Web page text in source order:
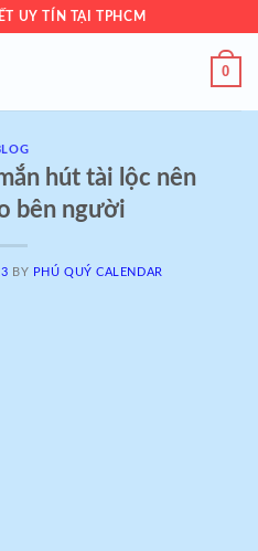
UY TÍN TẠI TPHCM
0
hút tài lộc nên
bên người
BY PHÚ QUÝ CALENDAR